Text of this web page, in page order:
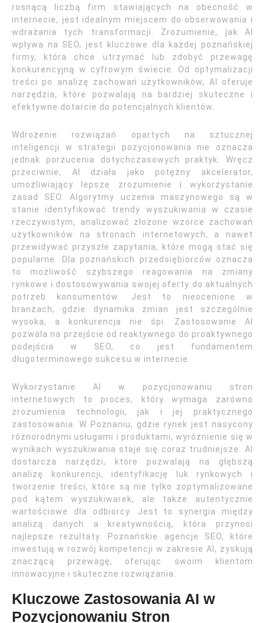
rosnącą liczbą firm stawiających na obecność w
internecie, jest idealnym miejscem do obserwowania i
wdrażania tych transformacji. Zrozumienie, jak AI
wpływa na SEO, jest kluczowe dla każdej poznańskiej
firmy, która chce utrzymać lub zdobyć przewagę
konkurencyjną w cyfrowym świecie. Od optymalizacji
treści po analizę zachowań użytkowników, AI oferuje
narzędzia, które pozwalają na bardziej skuteczne i
efektywne dotarcie do potencjalnych klientów.
Wdrożenie rozwiązań opartych na sztucznej
inteligencji w strategii pozycjonowania nie oznacza
jednak porzucenia dotychczasowych praktyk. Wręcz
przeciwnie, AI działa jako potężny akcelerator,
umożliwiający lepsze zrozumienie i wykorzystanie
zasad SEO. Algorytmy uczenia maszynowego są w
stanie identyfikować trendy wyszukiwania w czasie
rzeczywistym, analizować złożone wzorce zachowań
użytkowników na stronach internetowych, a nawet
przewidywać przyszłe zapytania, które mogą stać się
popularne. Dla poznańskich przedsiębiorców oznacza
to możliwość szybszego reagowania na zmiany
rynkowe i dostosowywania swojej oferty do aktualnych
potrzeb konsumentów. Jest to nieocenione w
branżach, gdzie dynamika zmian jest szczególnie
wysoka, a konkurencja nie śpi. Zastosowanie AI
pozwala na przejście od reaktywnego do proaktywnego
podejścia w SEO, co jest fundamentem
długoterminowego sukcesu w internecie.
Wykorzystanie AI w pozycjonowaniu stron
internetowych to proces, który wymaga zarówno
zrozumienia technologii, jak i jej praktycznego
zastosowania. W Poznaniu, gdzie rynek jest nasycony
różnorodnymi usługami i produktami, wyróżnienie się w
wynikach wyszukiwania staje się coraz trudniejsze. AI
dostarcza narzędzi, które pozwalają na głębszą
analizę konkurencji, identyfikację luk rynkowych i
tworzenie treści, które są nie tylko zoptymalizowane
pod kątem wyszukiwarek, ale także autentycznie
wartościowe dla odbiorcy. Jest to synergia między
analizą danych a kreatywnością, która przynosi
najlepsze rezultaty. Poznańskie agencje SEO, które
inwestują w rozwój kompetencji w zakresie AI, zyskują
znaczącą przewagę, oferując swoim klientom
innowacyjne i skuteczne rozwiązania.
Kluczowe Zastosowania AI w
Pozycjonowaniu Stron